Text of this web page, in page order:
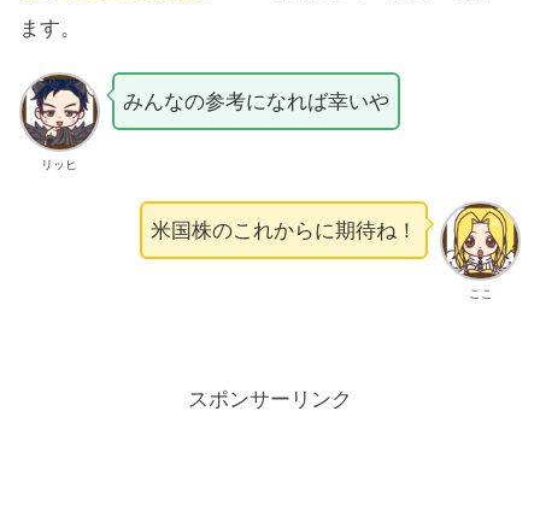
ます。
リッヒ
みんなの参考になれば幸いや
ここ
米国株のこれからに期待ね！
スポンサーリンク